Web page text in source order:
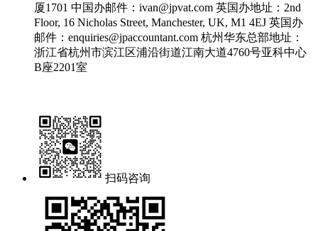
厦1701 中国办邮件：ivan@jpvat.com 英国办地址：2nd
Floor, 16 Nicholas Street, Manchester, UK, M1 4EJ 英国办
邮件：enquiries@jpaccountant.com 杭州华东总部地址：
浙江省杭州市滨江区浦沿街道江南大道4760号亚科中心
B座2201室
扫码咨询